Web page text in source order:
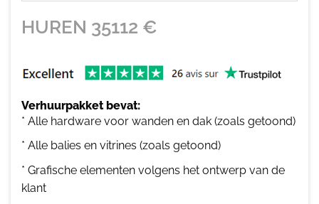
HUREN 35112 €
Verhuurpakket bevat:
* Alle hardware voor wanden en dak (zoals getoond)
* Alle balies en vitrines (zoals getoond)
* Grafische elementen volgens het ontwerp van de
klant